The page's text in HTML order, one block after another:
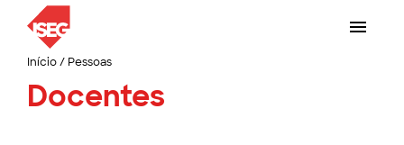
Início/ Pessoas
Docentes